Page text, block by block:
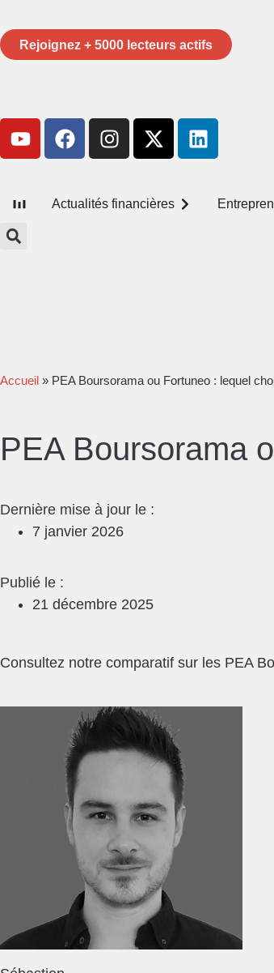
Rejoignez + 5000 lecteurs actifs
Actualités financières
Accueil » PEA Boursorama ou Fortuneo : lequel
PEA Boursorama
Dernière mise à jour le :
7 janvier 2026
Publié le :
21 décembre 2025
Consultez notre comparatif sur les PEA